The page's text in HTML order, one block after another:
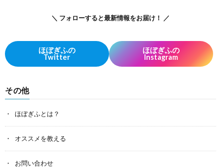
＼ フォローすると最新情報をお届け！ ／
ほぼぎふの
Twitter
ほぼぎふの
Instagram
その他
ほぼぎふとは？
オススメを教える
お問い合わせ